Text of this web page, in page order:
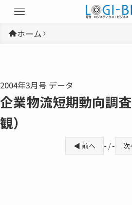
ホーム
2004年3月号 データ
企業物流短期動向調
観）
◀ 前へ - / -